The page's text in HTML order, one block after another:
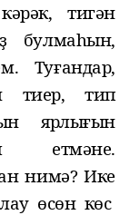
тигән
булмаһын,
Туғандар,
тиер, тип
ярлығын
етмәне.
нимә?Ике
өсөн көс